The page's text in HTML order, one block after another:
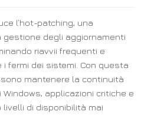
l’hot-patching, una
degli aggiornamenti
riavvii frequenti e
fermi dei sistemi. Con questa
mantenere la continuità
applicazioni critiche e
di disponibilità mai